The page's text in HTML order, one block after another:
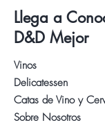
Llega a
D&D Mejor
Vinos
Delicatessen
Catas de Vino y
Sobre Nosotros